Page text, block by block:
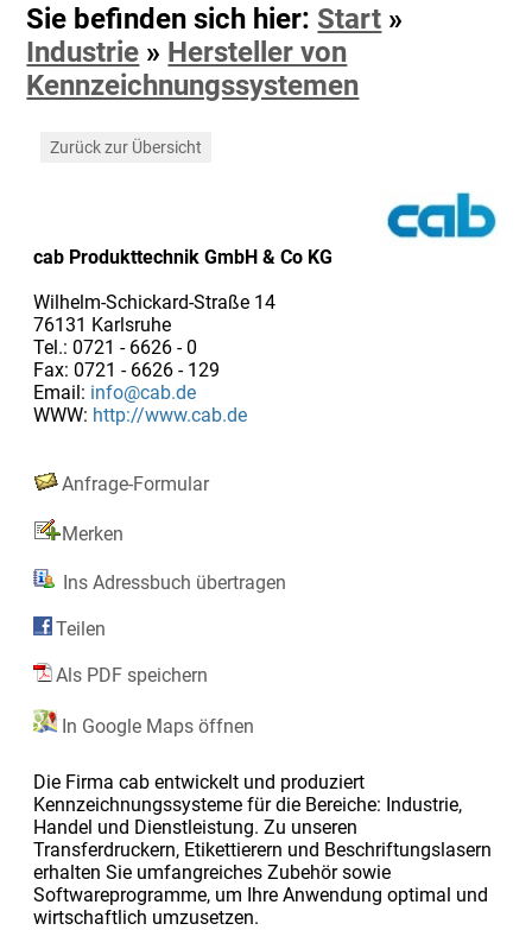
Sie befinden sich hier: Start »
Industrie » Hersteller von
Kennzeichnungssystemen
Zurück zur Übersicht
cab Produkttechnik GmbH & Co KG
Wilhelm-Schickard-Straße 14
76131 Karlsruhe
Tel.: 0721 - 6626 - 0
Fax: 0721 - 6626 - 129
Email: info@cab.de
WWW: http://www.cab.de
Anfrage-Formular
Merken
Ins Adressbuch übertragen
Teilen
Als PDF speichern
In Google Maps öffnen
Die Firma cab entwickelt und produziert
Kennzeichnungssysteme für die Bereiche: Industrie,
Handel und Dienstleistung. Zu unseren
Transferdruckern, Etikettierern und Beschriftungslasern
erhalten Sie umfangreiches Zubehör sowie
Softwareprogramme, um Ihre Anwendung optimal und
wirtschaftlich umzusetzen.